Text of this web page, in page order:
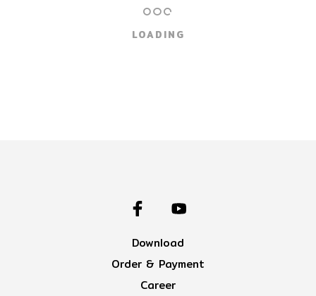
LOADING
Download
Order & Payment
Career